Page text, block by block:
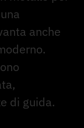
anche
di guida.